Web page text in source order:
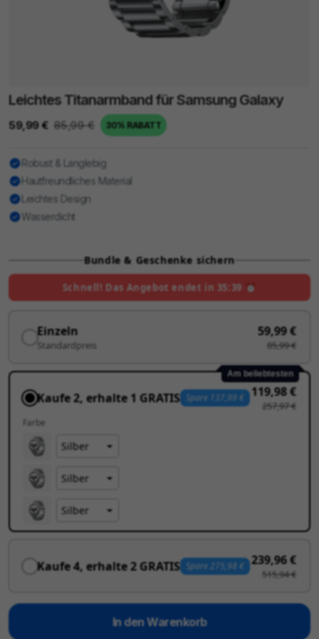
Leichtes Titanarmband für Samsung Galaxy
59,99 € 85,99 € 30% RABATT
Robust & Langlebig
Hautfreundliches Material
Leichtes Design
Wasserdicht
Bundle & Geschenke sichern
Schnell! Das Angebot endet in 35:38 ⏰
Einzeln
Standardpreis
59,99 €
85,99 €
Am beliebtesten
Kaufe 2, erhalte 1 GRATIS Spare 137,99 € 119,98 €
257,97 €
Farbe
Kaufe 4, erhalte 2 GRATIS Spare 275,98 € 239,96 €
515,94 €
In den Warenkorb